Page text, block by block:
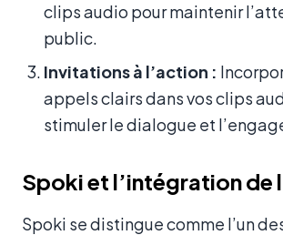
clips audio pour maintenir
public.
Invitations à l’action :
appels clairs dans vos clips
stimuler le dialogue et
Spoki et l’intégration de
Spoki se distingue comme l’un